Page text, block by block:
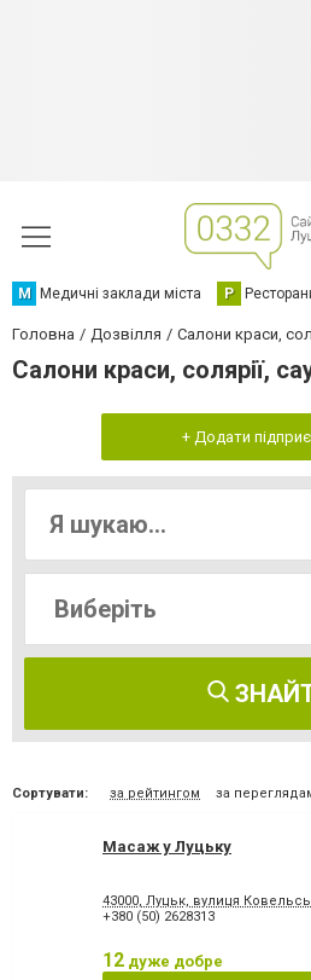
М Медичні заклади міста Р
Головна Дозвілля Салони краси,
Салони краси, солярії,
+ Додати
Сортувати: за рейтингом за
Масаж у Луцьку
43000, Луцьк, вулиця
+380 (50) 2628313
12 дуже добре